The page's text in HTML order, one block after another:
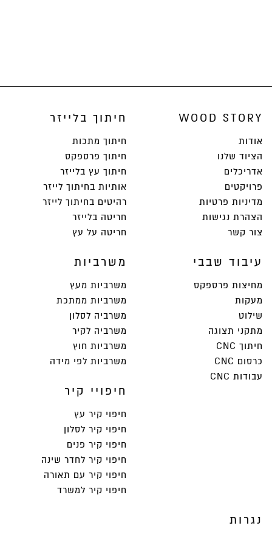
WOOD STORY
אודות
הציוד שלנו
אדריכלים
פרויקטים
מדיניות פרטיות
הצהרת נגישות
צור קשר
חיתוך בלייזר
חיתוך מתכות
חיתוך פרספקס
חיתוך עץ בלייזר
אותיות בחיתוך לייזר
רהיטים בחיתוך לייזר
חריטה בלייזר
חריטה על עץ
עיבוד שבבי
מחיצות פרספקס
מעקות
שילוט
מתקני תצוגה
חיתוך CNC
כרסום CNC
עבודות CNC
משרביות
משרביות מעץ
משרביות ממתכת
משרביה לסלון
משרביה לקיר
משרביות חוץ
משרביות לפי מידה
חיפויי קיר
חיפוי קיר עץ
חיפוי קיר לסלון
חיפוי קיר פנים
חיפוי קיר לחדר שינה
חיפוי קיר עם תאורה
חיפוי קיר למשרד
נגרות